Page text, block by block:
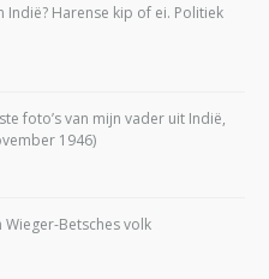
Indië? Harense kip of ei. Politiek
foto’s van mijn vader uit Indië,
1946)
Wieger-Betsches volk